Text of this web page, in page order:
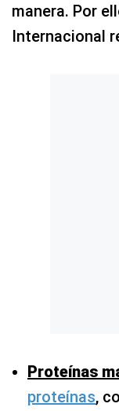
manera. Por
Internacional
Proteínas
proteínas,